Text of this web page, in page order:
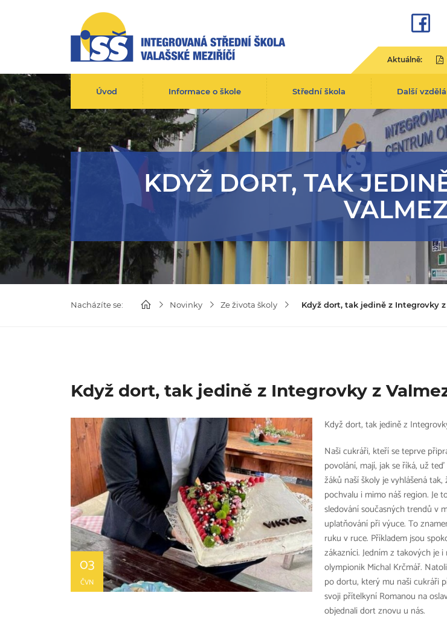
Aktuálně:
Úvod Informace o škole Střední škola Další
KDYŽ DORT, TAK
Nacházíte se: Novinky Ze života školy Když dort, tak jedině z Integrovky z
Když dort, tak jedině z Integrovky z
03
ČVN
Když dort, tak jedině z
Naši cukráři, kteří se teprve
povolání, mají, jak se říká, už
žáků naší školy je vyhlášená
pochvalu i mimo náš region. Je
sledování současných trendů v
uplatňování při výuce. To
ruku v ruce. Příkladem jsou
zákazníci. Jedním z takových je
olympionik Michal Krčmář.
po dortu, který mu naši cukráři
svoji přítelkyní Romanou na
objednali dort znovu u nás.